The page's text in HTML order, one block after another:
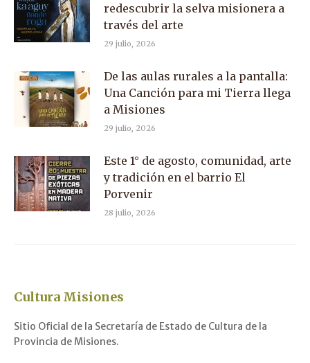
redescubrir la selva misionera a
través del arte
29 julio, 2026
De las aulas rurales a la pantalla:
Una Canción para mi Tierra llega
a Misiones
29 julio, 2026
Este 1° de agosto, comunidad, arte
y tradición en el barrio El
Porvenir
28 julio, 2026
Cultura Misiones
Sitio Oficial de la Secretaría de Estado de Cultura de la
Provincia de Misiones.